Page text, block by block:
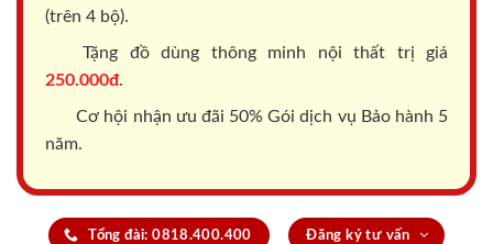
(trên 4 bộ).
Tặng đồ dùng thông minh nội thất trị giá
250.000đ.
Cơ hội nhận ưu đãi 50% Gói dịch vụ Bảo hành 5
năm.
Tổng đài: 0818.400.400 Đăng ký tư vấn